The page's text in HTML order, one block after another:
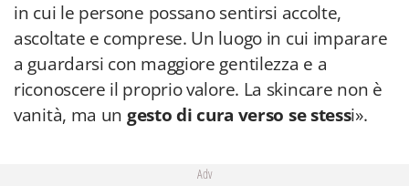
in cui le persone possano sentirsi accolte,
ascoltate e comprese. Un luogo in cui imparare
a guardarsi con maggiore gentilezza e a
riconoscere il proprio valore. La skincare non è
vanità, ma un gesto di cura verso se stessi».
Adv